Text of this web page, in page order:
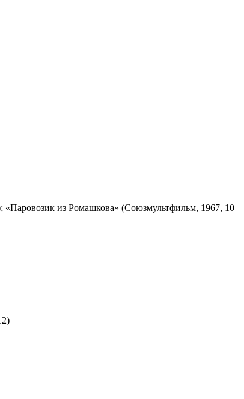
из Ромашкова» (Союзмультфильм, 1967, 10